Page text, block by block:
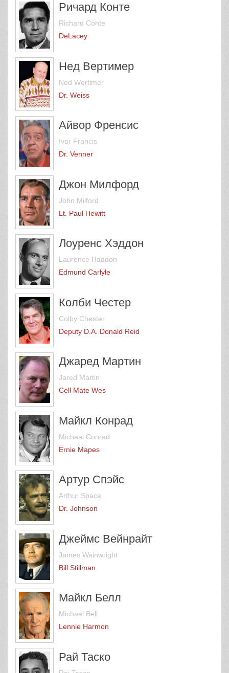
Ричард Конте
Richard Conte
DeLacey
Нед Вертимер
Ned Wertimer
Dr. Weiss
Айвор Френсис
Ivor Francis
Dr. Venner
Джон Милфорд
John Milford
Lt. Paul Hewitt
Лоуренс Хэддон
Laurence Haddon
Edmund Carlyle
Колби Честер
Colby Chester
Deputy D.A. Donald Reid
Джаред Мартин
Jared Martin
Cell Mate Wes
Майкл Конрад
Michael Conrad
Ernie Mapes
Артур Спэйс
Arthur Space
Dr. Johnson
Джеймс Вейнрайт
James Wainwright
Bill Stillman
Майкл Белл
Michael Bell
Lennie Harmon
Рай Таско